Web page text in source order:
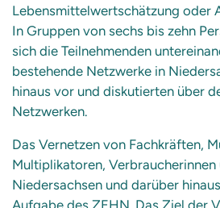
Lebensmittelwertschätzung oder
In Gruppen von sechs bis zehn
sich die Teilnehmenden
bestehende Netzwerke in
hinaus vor und diskutierten über
Netzwerken.
Das Vernetzen von Fachkräften,
Multiplikatoren,
Niedersachsen und darüber
Aufgabe des ZEHN. Das Ziel der